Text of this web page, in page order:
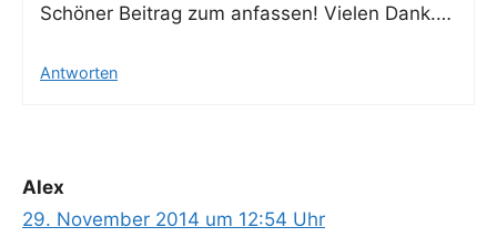
Schö­ner Bei­trag zum anfas­sen! Vie­len Dank.…
Antworten
Alex
29. November 2014 um 12:54 Uhr